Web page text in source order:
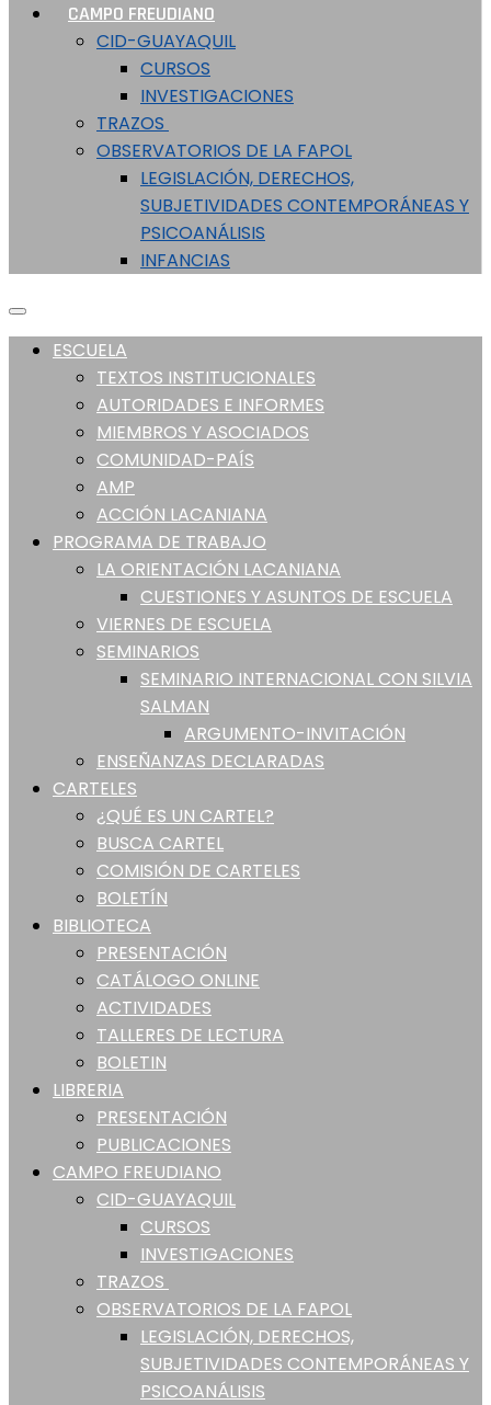
CAMPO FREUDIANO
CID-GUAYAQUIL
CURSOS
INVESTIGACIONES
TRAZOS
OBSERVATORIOS DE LA FAPOL
LEGISLACIÓN, DERECHOS,
SUBJETIVIDADES CONTEMPORÁNEAS Y
PSICOANÁLISIS
INFANCIAS
ESCUELA
TEXTOS INSTITUCIONALES
AUTORIDADES E INFORMES
MIEMBROS Y ASOCIADOS
COMUNIDAD-PAÍS
AMP
ACCIÓN LACANIANA
PROGRAMA DE TRABAJO
LA ORIENTACIÓN LACANIANA
CUESTIONES Y ASUNTOS DE ESCUELA
VIERNES DE ESCUELA
SEMINARIOS
SEMINARIO INTERNACIONAL CON SILVIA
SALMAN
ARGUMENTO-INVITACIÓN
ENSEÑANZAS DECLARADAS
CARTELES
¿QUÉ ES UN CARTEL?
BUSCA CARTEL
COMISIÓN DE CARTELES
BOLETÍN
BIBLIOTECA
PRESENTACIÓN
CATÁLOGO ONLINE
ACTIVIDADES
TALLERES DE LECTURA
BOLETIN
LIBRERIA
PRESENTACIÓN
PUBLICACIONES
CAMPO FREUDIANO
CID-GUAYAQUIL
CURSOS
INVESTIGACIONES
TRAZOS
OBSERVATORIOS DE LA FAPOL
LEGISLACIÓN, DERECHOS,
SUBJETIVIDADES CONTEMPORÁNEAS Y
PSICOANÁLISIS